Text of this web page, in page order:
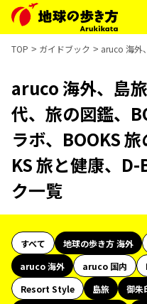
TOP ガイドブック aruco 海外
aruco 海外、島
代、旅の図鑑、
ラボ、BOOKS
KS 旅と健康、
ク一覧
すべて 地球の歩き方 海外
aruco 海外
aruco 国内
Resort Style
島旅 御朱